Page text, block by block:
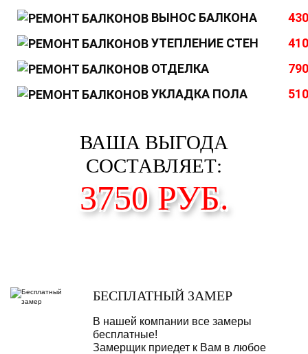
ВЫНОС БАЛКОНА
УТЕПЛЕНИЕ СТЕН
ОТДЕЛКА
УКЛАДКА ПОЛА
ВАША ВЫГОДА
СОСТАВЛЯЕТ:
3750РУБ.
БЕСПЛАТНЫЙ ЗАМЕР
В нашей компании все замеры
бесплатные!
Замерщик приедет к Вам в любое